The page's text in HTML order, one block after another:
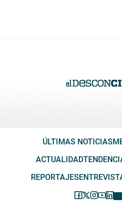
ÚLTIMAS NOTICIAS
ACTUALIDAD
REPORTAJES